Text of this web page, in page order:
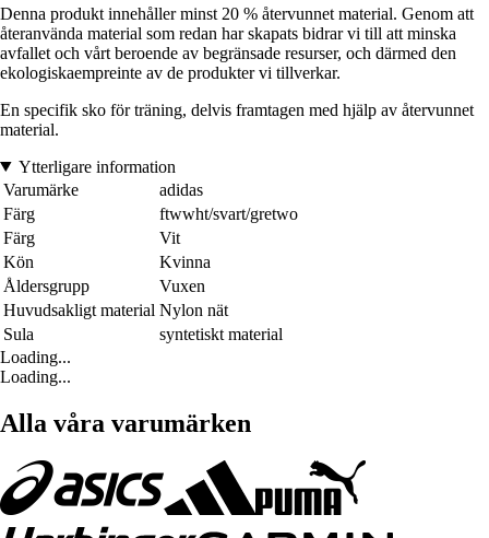
Denna produkt innehåller minst 20 % återvunnet material. Genom att
återanvända material som redan har skapats bidrar vi till att minska
avfallet och vårt beroende av begränsade resurser, och därmed den
ekologiskaempreinte av de produkter vi tillverkar.
En specifik sko för träning, delvis framtagen med hjälp av återvunnet
material.
Ytterligare information
Varumärke
adidas
Färg
ftwwht/svart/gretwo
Färg
Vit
Kön
Kvinna
Åldersgrupp
Vuxen
Huvudsakligt material Nylon nät
Sula
syntetiskt material
Loading...
Loading...
Alla våra varumärken